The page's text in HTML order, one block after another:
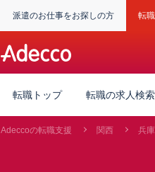
派遣のお仕事をお探しの方 転
転職トップ 転職の求人検索
Adeccoの転職支援 関西 兵